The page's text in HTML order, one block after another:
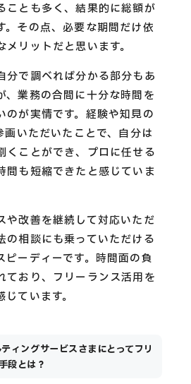
ことも多く、結果的に総額が
。その点、必要な期間だけ依
リットだと思います。
分で調べれば分かる部分もあ
、業務の合間に十分な時間を
のが実情です。経験や知見の
いただいたことで、自分は
くことができ、プロに任せる
間も短縮できたと感じていま
や改善を継続して対応いただ
の相談にも乗っていただける
ピーディーです。時間面の負
ており、フリーランス活用を
ています。
ィングサービスさまにとってフリ
段とは？